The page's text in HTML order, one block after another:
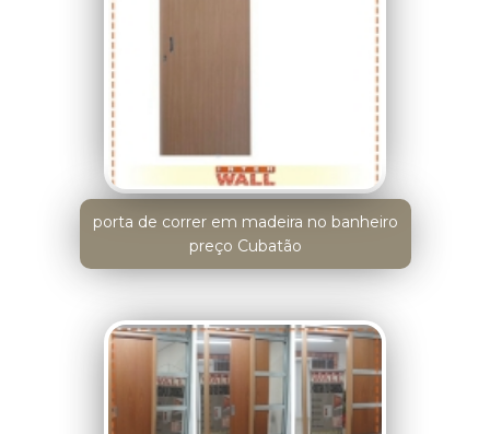
porta de correr em madeira no banheiro
preço Cubatão